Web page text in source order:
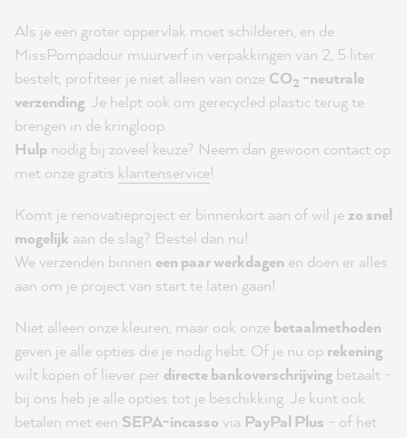
Als je een groter oppervlak moet schilderen, en de
MissPompadour muurverf in verpakkingen van 2, 5 liter
bestelt, profiteer je niet alleen van onze CO2 -neutrale
verzending. Je helpt ook om gerecycled plastic terug te
brengen in de kringloop.
Hulp nodig bij zoveel keuze? Neem dan gewoon contact op
met onze gratis klantenservice!
Komt je renovatieproject er binnenkort aan of wil je zo snel
mogelijk aan de slag? Bestel dan nu!
We verzenden binnen een paar werkdagen en doen er alles
aan om je project van start te laten gaan!
Niet alleen onze kleuren, maar ook onze betaalmethoden
geven je alle opties die je nodig hebt. Of je nu op rekening
wilt kopen of liever per directe bankoverschrijving betaalt -
bij ons heb je alle opties tot je beschikking. Je kunt ook
betalen met een SEPA-incasso via PayPal Plus - of het